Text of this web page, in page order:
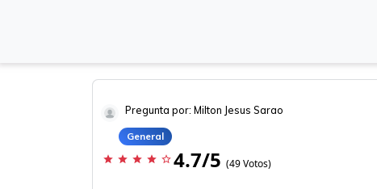
Pregunta por: Milton Jesus Sarao
General
star star star star star_border 4.7/5 (49 Votos)